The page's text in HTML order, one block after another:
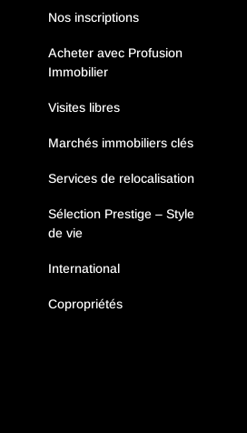
Nos inscriptions
Acheter avec Profusion
Immobilier
Visites libres
Marchés immobiliers clés
Services de relocalisation
Sélection Prestige – Style
de vie
International
Copropriétés